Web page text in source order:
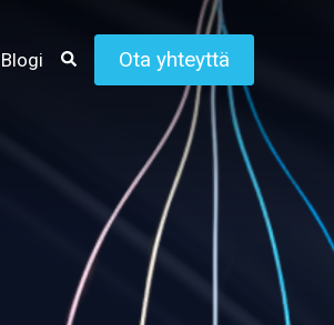
Blogi Ota yhteyttä